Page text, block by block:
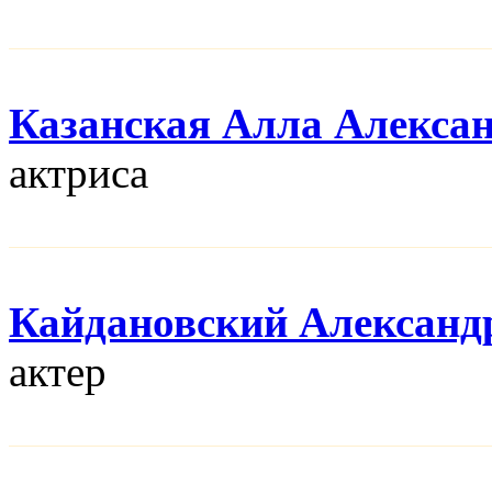
Казанская Алла
актриса
Кайдановский
актер